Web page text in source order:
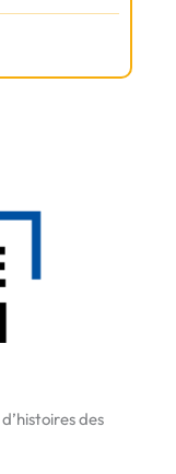
des